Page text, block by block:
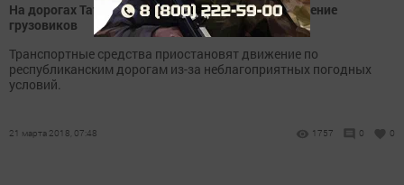
На дорогах Татарстана временно ограничат движение
грузовиков
Транспортные средства приостановят движение по
республиканским дорогам из-за неблагоприятных погодных
условий.
21 марта 2018, 07:48 1757 0 0